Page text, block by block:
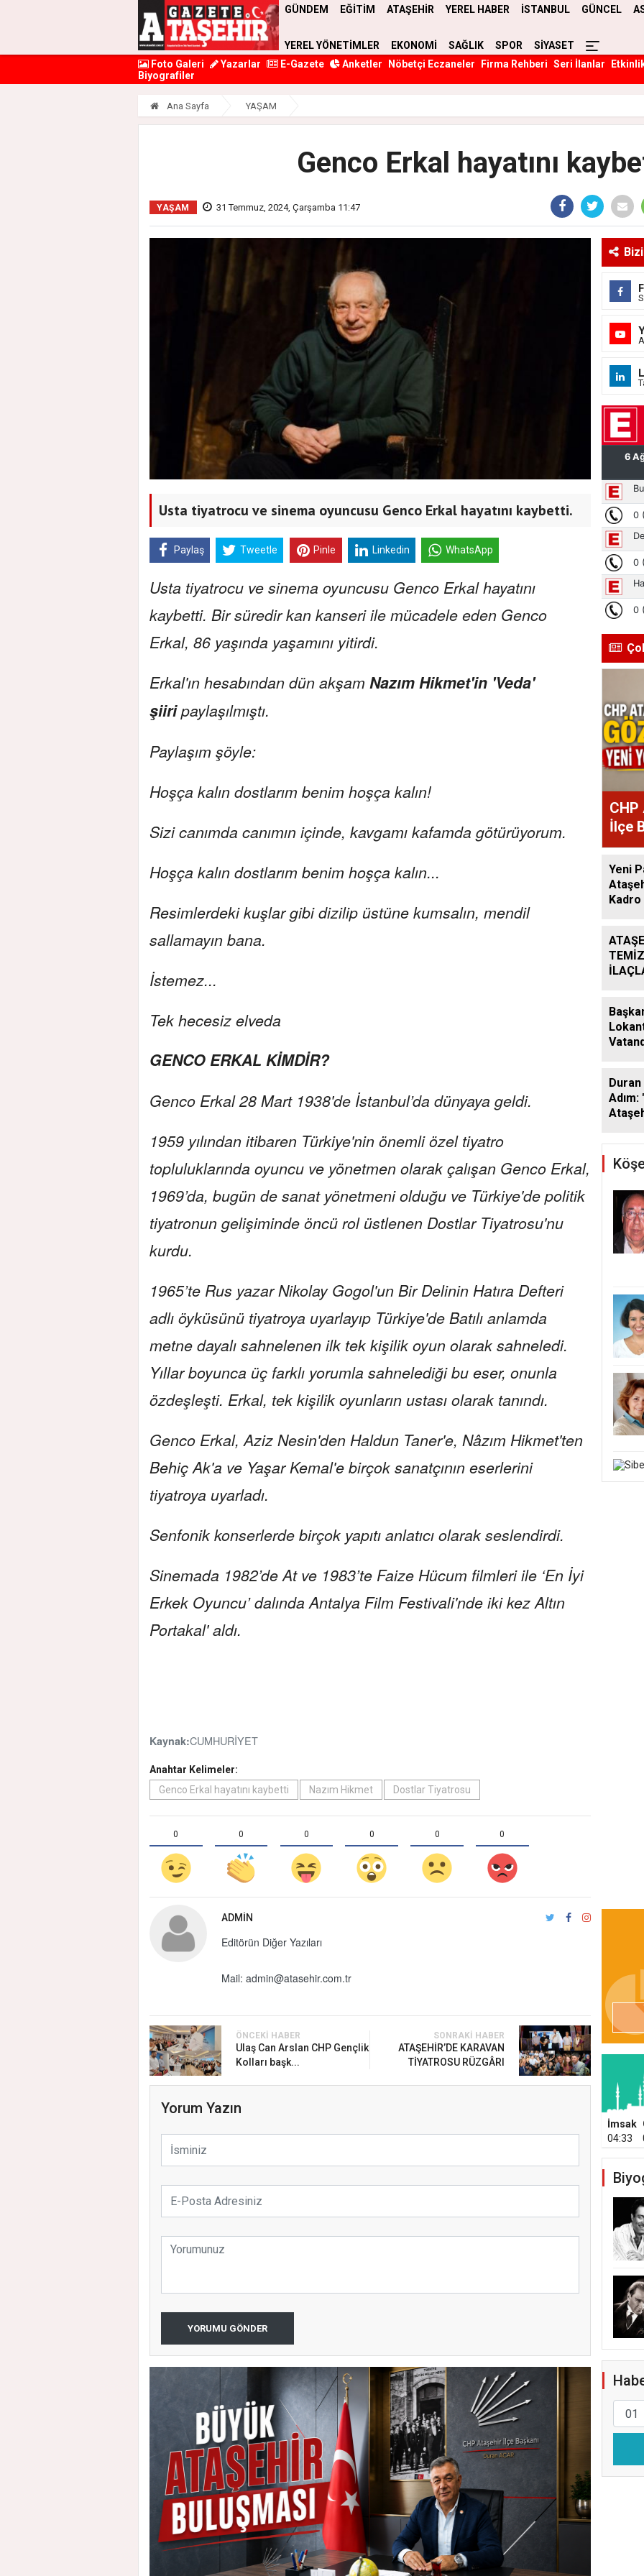
GÜNDEM EĞİTİM ATAŞEHİR YEREL HABER İSTANBUL GÜNCEL
YEREL YÖNETİMLER EKONOMİ SAĞLIK SPOR
SİYASET
Foto Galeri
Yazarlar E-Gazete Anketler Nöbetçi Eczaneler Firma Rehberi Seri İlanlar
Biyografiler
Ana Sayfa YAŞAM
Genco Erkal hayatını
YAŞAM 31 Temmuz, 2024, Çarşamba 11:47
Usta tiyatrocu ve sinema oyuncusu Genco Erkal hayatını kaybetti.
Paylaş Tweetle Pinle Linkedin WhatsApp
Usta tiyatrocu ve sinema oyuncusu Genco Erkal hayatını
kaybetti. Bir süredir kan kanseri ile mücadele eden Genco
Erkal, 86 yaşında yaşamını yitirdi.
Erkal'ın hesabından dün akşam Nazım Hikmet'in 'Veda'
şiiripaylaşılmıştı.
Paylaşım şöyle:
Hoşça kalın dostlarım benim hoşça kalın!
Sizi canımda canımın içinde, kavgamı kafamda götürüyorum.
Hoşça kalın dostlarım benim hoşça kalın...
Resimlerdeki kuşlar gibi dizilip üstüne kumsalın, mendil
sallamayın bana.
İstemez...
Tek hecesiz elveda
GENCO ERKAL KİMDİR?
Genco Erkal 28 Mart 1938'de İstanbul’da dünyaya geldi.
1959 yılından itibaren Türkiye'nin önemli özel tiyatro
topluluklarında oyuncu ve yönetmen olarak çalışan Genco Erkal,
1969’da, bugün de sanat yönetmeni olduğu ve Türkiye'de politik
tiyatronun gelişiminde öncü rol üstlenen Dostlar Tiyatrosu'nu
kurdu.
1965’te Rus yazar Nikolay Gogol'un Bir Delinin Hatıra Defteri
adlı öyküsünü tiyatroya uyarlayıp Türkiye'de Batılı anlamda
metne dayalı sahnelenen ilk tek kişilik oyun olarak sahneledi.
Yıllar boyunca üç farklı yorumla sahnelediği bu eser, onunla
özdeşleşti. Erkal, tek kişilik oyunların ustası olarak tanındı.
Genco Erkal, Aziz Nesin'den Haldun Taner'e, Nâzım Hikmet'ten
Behiç Ak'a ve Yaşar Kemal'e birçok sanatçının eserlerini
tiyatroya uyarladı.
Senfonik konserlerde birçok yapıtı anlatıcı olarak seslendirdi.
Sinemada 1982’de At ve 1983’te Faize Hücum filmleri ile ‘En İyi
Erkek Oyuncu’ dalında Antalya Film Festivali'nde iki kez Altın
Portakal' aldı.
Kaynak:CUMHURİYET
Anahtar Kelimeler:
Genco Erkal hayatını kaybetti
Nazım Hikmet Dostlar Tiyatrosu
0 0 0 0 0 0
ADMIN
Editörün Diğer Yazıları
Mail: admin@atasehir.com.tr
ÖNCEKI HABER
Ulaş Can Arslan CHP Gençlik
Kolları başk...
SONRAKI HABER
ATAŞEHİR’DE KARAVAN
TİYATROSU RÜZGÂRI
Yorum Yazın
YORUMU GÖNDER
CHP
İlçe
Yeni
Adım:
İmsak
04:33